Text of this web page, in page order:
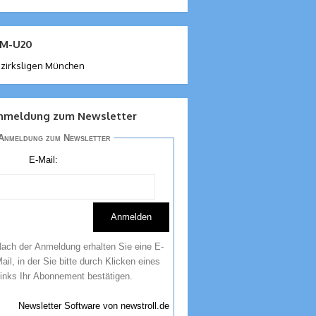
U20
München
zum Newsletter
zum Newsletter
E-Mail:
der Anmeldung erhalten Sie eine E-
in der Sie bitte durch Klicken eines
Ihr Abonnement bestätigen.
Newsletter Software von newstroll.de